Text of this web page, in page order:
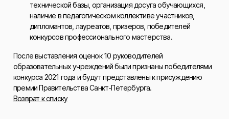
технической базы, организация досуга обучающихся,
наличие в педагогическом коллективе участников,
дипломантов, лауреатов, призеров, победителей
конкурсов профессионального мастерства.
После выставления оценок 10 руководителей
образовательных учреждений были признаны победителями
конкурса 2021 года и будут представлены к присуждению
премии Правительства Санкт-Петербурга.
Возврат к списку